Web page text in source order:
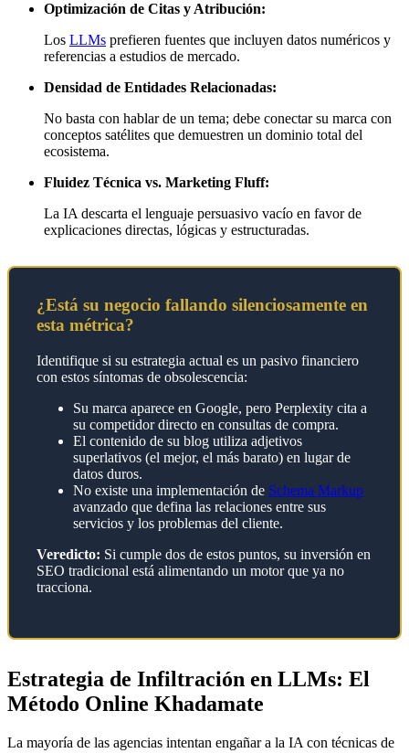
Optimización de Citas y Atribución:
Los LLMs prefieren fuentes que incluyen datos numéricos y
referencias a estudios de mercado.
Densidad de Entidades Relacionadas:
No basta con hablar de un tema; debe conectar su marca con
conceptos satélites que demuestren un dominio total del
ecosistema.
Fluidez Técnica vs. Marketing Fluff:
La IA descarta el lenguaje persuasivo vacío en favor de
explicaciones directas, lógicas y estructuradas.
¿Está su negocio fallando silenciosamente en
esta métrica?
Identifique si su estrategia actual es un pasivo financiero
con estos síntomas de obsolescencia:
Su marca aparece en Google, pero Perplexity cita a
su competidor directo en consultas de compra.
El contenido de su blog utiliza adjetivos
superlativos (el mejor, el más barato) en lugar de
datos duros.
No existe una implementación de Schema Markup
avanzado que defina las relaciones entre sus
servicios y los problemas del cliente.
Veredicto: Si cumple dos de estos puntos, su inversión en
SEO tradicional está alimentando un motor que ya no
tracciona.
Estrategia de Infiltración en LLMs: El
Método Online Khadamate
La mayoría de las agencias intentan engañar a la IA con técnicas de